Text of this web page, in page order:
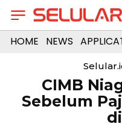
HOME NEWS
CIMB
Sebelum